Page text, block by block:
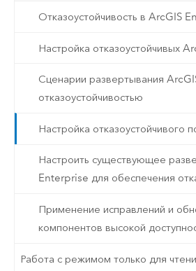
Отказоустойчивость в ArcGIS
Настройка отказоустойчивых
Сценарии развертывания
отказоустойчивостью
Настройка отказоустойчивого
Настроить существующее
Enterprise для обеспечения
Применение исправлений и
компонентов высокой
Работа с режимом только для